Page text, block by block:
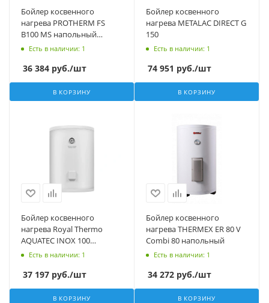
Бойлер косвенного
нагрева PROTHERM FS
B100 MS напольный
0010003789 б/у, на
Есть в наличии: 1
36 384 руб./шт
В КОРЗИНУ
Бойлер косвенного
нагрева METALAC DIRECT G
150
Есть в наличии: 1
74 951 руб./шт
В КОРЗИНУ
Бойлер косвенного
нагрева Royal Thermo
AQUATEC INOX 100
настенный
Есть в наличии: 1
37 197 руб./шт
В КОРЗИНУ
Бойлер косвенного
нагрева THERMEX ER 80 V
Combi 80 напольный
Есть в наличии: 1
34 272 руб./шт
В КОРЗИНУ